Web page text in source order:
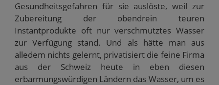
Gesundheitsgefahren für sie auslöste, weil zur
Zubereitung der obendrein teuren
Instantprodukte oft nur verschmutztes Wasser
zur Verfügung stand. Und als hätte man aus
alledem nichts gelernt, privatisiert die feine Firma
aus der Schweiz heute in eben diesen
erbarmungswürdigen Ländern das Wasser, um es